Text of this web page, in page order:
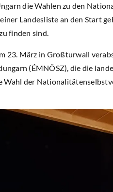
die Wahlen zu den
Landesliste an den Start
finden sind.
23. März in Großturwall
(ÉMNÖSZ), die die
Wahl der